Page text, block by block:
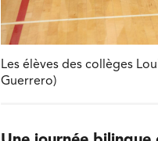
Les élèves des collèges
Guerrero)